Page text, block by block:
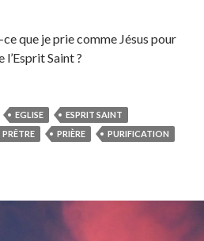
que je prie comme Jésus pour
Saint ?
EGLISE
ESPRIT SAINT
PRÊTRE PRIÈRE
PURIFICATION